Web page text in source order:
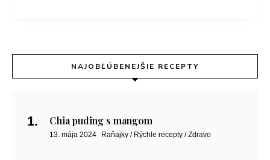
NAJOBĽÚBENEJŠIE RECEPTY
Chia puding s mangom
13. mája 2024 Raňajky / Rýchle recepty / Zdravo